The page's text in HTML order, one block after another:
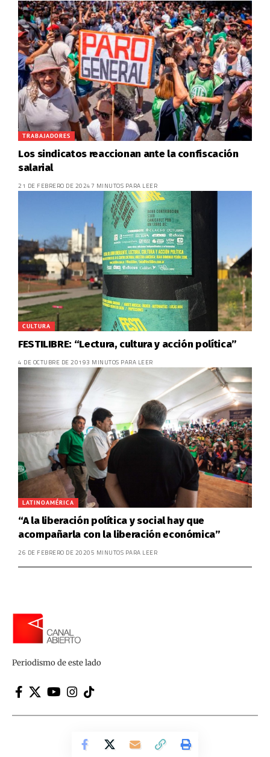
TRABAJADORES
Los sindicatos reaccionan ante la confiscación
salarial
21 DE FEBRERO DE 20247 MINUTOS PARA LEER
CULTURA
FESTILIBRE: “Lectura, cultura y acción política”
4 DE OCTUBRE DE 20193 MINUTOS PARA LEER
LATINOAMÉRICA
“A la liberación política y social hay que
acompañarla con la liberación económica”
26 DE FEBRERO DE 20205 MINUTOS PARA LEER
Periodismo de este lado
Canal Abierto | Periodismo de este lado